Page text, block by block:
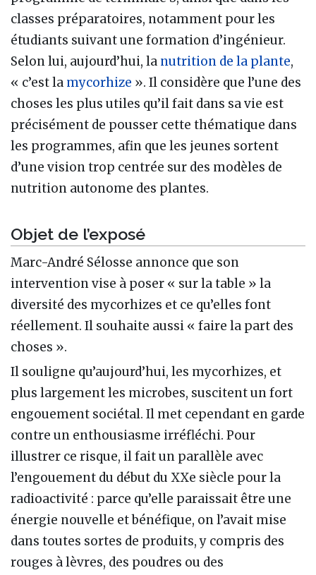
classes préparatoires, notamment pour les
étudiants suivant une formation d’ingénieur.
Selon lui, aujourd’hui, la nutrition de la plante,
« c’est la mycorhize ». Il considère que l’une des
choses les plus utiles qu’il fait dans sa vie est
précisément de pousser cette thématique dans
les programmes, afin que les jeunes sortent
d’une vision trop centrée sur des modèles de
nutrition autonome des plantes.
Objet de l’exposé
Marc-André Sélosse annonce que son
intervention vise à poser « sur la table » la
diversité des mycorhizes et ce qu’elles font
réellement. Il souhaite aussi « faire la part des
choses ».
Il souligne qu’aujourd’hui, les mycorhizes, et
plus largement les microbes, suscitent un fort
engouement sociétal. Il met cependant en garde
contre un enthousiasme irréfléchi. Pour
illustrer ce risque, il fait un parallèle avec
l’engouement du début du XXe siècle pour la
radioactivité : parce qu’elle paraissait être une
énergie nouvelle et bénéfique, on l’avait mise
dans toutes sortes de produits, y compris des
rouges à lèvres, des poudres ou des